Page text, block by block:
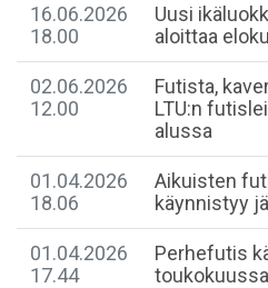
16.06.2026
18.00
Uusi
aloittaa
02.06.2026
12.00
Futista,
LTU:n
alussa
01.04.2026
18.06
Aikuisten
käynnistyy
01.04.2026
17.44
Perhefutis
toukokuussa